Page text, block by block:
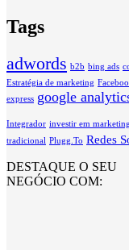
Tags
adwords b2b bing ads
Estratégia de marketing
express google
Integrador investir em marketing
tradicional Plugg.To Redes
DESTAQUE O SEU
NEGÓCIO COM: